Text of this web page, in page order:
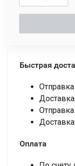
Быстрая
Оплата